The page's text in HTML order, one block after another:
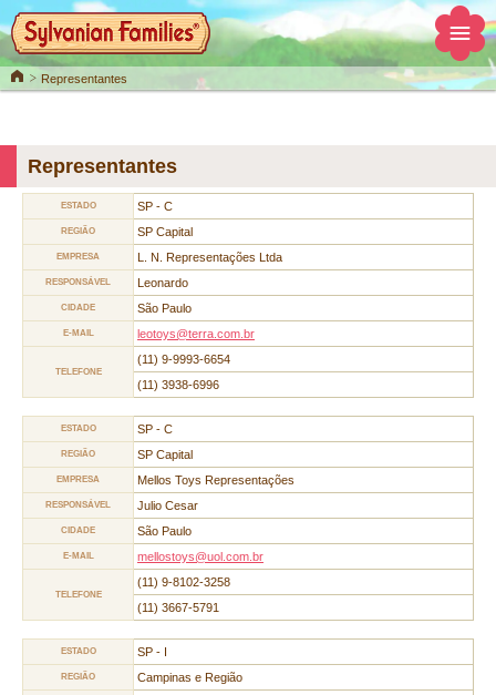
HomeRepresentantes
Representantes
ESTADO SP - C
REGIÃO SP Capital
EMPRESA L. N. Representações Ltda
RESPONSÁVEL Leonardo
CIDADE São Paulo
E-MAIL leotoys@terra.com.br
TELEFONE
(11) 9-9993-6654
(11) 3938-6996
ESTADO SP - C
REGIÃO SP Capital
EMPRESA Mellos Toys Representações
RESPONSÁVEL Julio Cesar
CIDADE São Paulo
E-MAIL mellostoys@uol.com.br
TELEFONE
(11) 9-8102-3258
(11) 3667-5791
ESTADO SP - I
REGIÃO Campinas e Região